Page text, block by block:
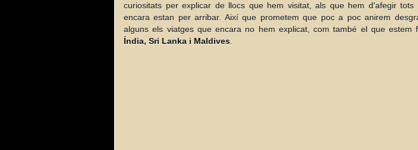
curiositats per explicar de llocs que hem visitat, als que hem d'afegir tots
encara estan per arribar. Així que prometem que poc a poc anirem
alguns els viatges que encara no hem explicat, com també el que estem
Índia, Sri Lanka i Maldives